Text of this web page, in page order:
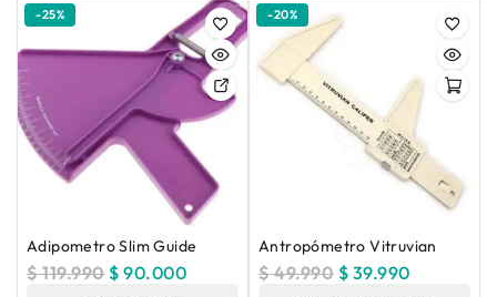
-25%
Adipometro Slim Guide
$119.990 $ 90.000
-20%
Antropómetro Vitruvian
$49.990 $ 39.990